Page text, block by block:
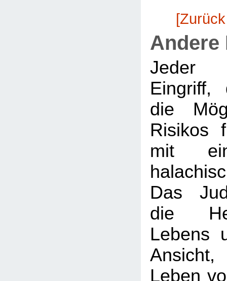
Jeder
die
Risikos
mit
Das
die
Lebens
Leben